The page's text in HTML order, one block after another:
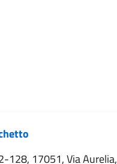
128, 17051, Via Aurelia,